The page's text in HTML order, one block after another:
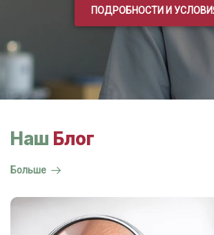
ПОДРОБНОСТИ И
Наш Блог
Больше